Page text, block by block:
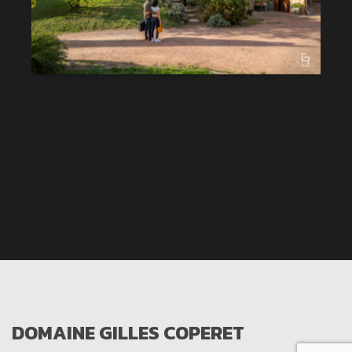
DOMAINE GILLES COPERET